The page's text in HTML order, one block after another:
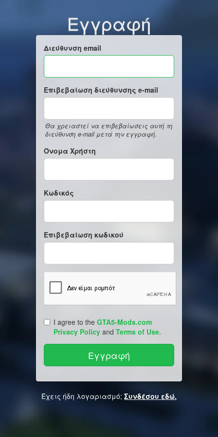
Εγγραφή
Διεύθυνση email
Επιβεβαίωση διεύθυνσης e-mail
Θα χρειαστεί να επιβεβαίωσεις αυτή τη
διεύθυνση e-mail μετά την εγγραφή.
Όνομα Χρήστη
Κωδικός
Επιβεβαίωση κωδικού
I agree to the GTA5-Mods.com
Privacy Policy and Terms of Use.
Έχεις ήδη λογαριασμό; Συνδέσου εδώ.